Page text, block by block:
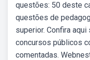
questões: 50 deste
questões de
superior. Confira
concursos públicos
comentadas.